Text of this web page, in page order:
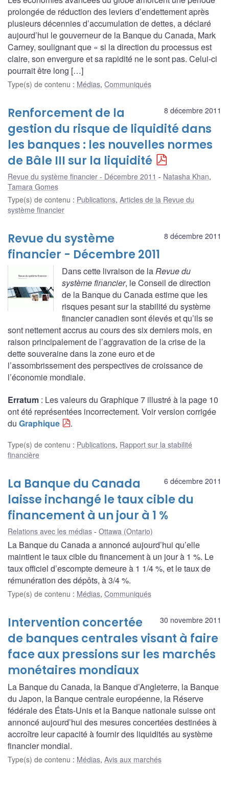
prolongée de réduction des leviers d’endettement après
plusieurs décennies d’accumulation de dettes, a déclaré
aujourd’hui le gouverneur de la Banque du Canada, Mark
Carney, soulignant que « si la direction du processus est
claire, son envergure et sa rapidité ne le sont pas. Celui-ci
pourrait être long […]
Type(s) de contenu : Médias, Communiqués
8 décembre 2011
Renforcement de la
gestion du risque de liquidité dans
les banques : les nouvelles normes
de Bâle III sur la liquidité
Revue du système financier - Décembre 2011 Natasha Khan,
Tamara Gomes
Type(s) de contenu : Publications, Articles de la Revue du
système financier
8 décembre 2011
Revue du système
financier - Décembre 2011
Dans cette livraison de laRevue du
système financier, le Conseil de direction
de la Banque du Canada estime que les
risques pesant sur la stabilité du système
financier canadien sont élevés et qu’ils se
sont nettement accrus au cours des six derniers mois, en
raison principalement de l’aggravation de la crise de la
dette souveraine dans la zone euro et de
l’assombrissement des perspectives de croissance de
l’économie mondiale.
Erratum : Les valeurs du Graphique 7 illustré à la page 10
ont été représentées incorrectement. Voir version corrigée
du Graphique .
Type(s) de contenu : Publications, Rapport sur la stabilité
financière
6 décembre 2011
La Banque du Canada
laisse inchangé le taux cible du
financement à un jour à 1 %
Relations avec les médias Ottawa (Ontario)
La Banque du Canada a annoncé aujourd’hui qu’elle
maintient le taux cible du financement à un jour à 1 %. Le
taux officiel d’escompte demeure à 1 1/4 %, et le taux de
rémunération des dépôts, à 3/4 %.
Type(s) de contenu : Médias, Communiqués
30 novembre 2011
Intervention concertée
de banques centrales visant à faire
face aux pressions sur les marchés
monétaires mondiaux
La Banque du Canada, la Banque d’Angleterre, la Banque
du Japon, la Banque centrale européenne, la Réserve
fédérale des États-Unis et la Banque nationale suisse ont
annoncé aujourd’hui des mesures concertées destinées à
accroître leur capacité à fournir des liquidités au système
financier mondial.
Type(s) de contenu : Médias, Avis aux marchés